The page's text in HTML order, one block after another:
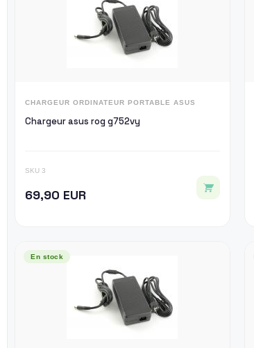
CHARGEUR ORDINATEUR PORTABLE ASUS
Chargeur asus rog g752vy
SKU 3
69,90 EUR
En stock